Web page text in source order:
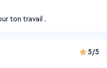
ton travail .
5/5